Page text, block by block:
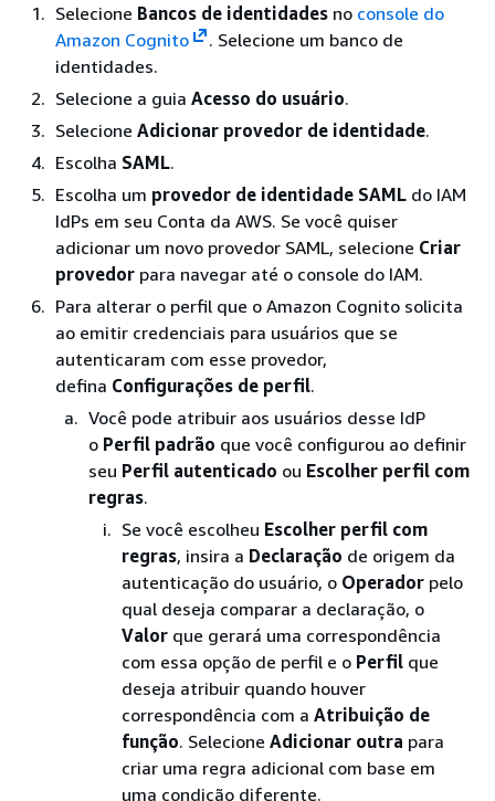
Selecione Bancos de identidades no console do
Amazon Cognito
. Selecione um banco de
identidades.
Selecione a guia Acesso do usuário.
Selecione Adicionar provedor de identidade.
Escolha SAML.
Escolha um provedor de identidade SAML do IAM
IdPs em seu Conta da AWS. Se você quiser
adicionar um novo provedor SAML, selecione Criar
provedor para navegar até o console do IAM.
Para alterar o perfil que o Amazon Cognito solicita
ao emitir credenciais para usuários que se
autenticaram com esse provedor,
defina Configurações de perfil.
Você pode atribuir aos usuários desse IdP
o Perfil padrão que você configurou ao definir
seu Perfil autenticado ou Escolher perfil com
regras.
Se você escolheu Escolher perfil com
regras, insira a Declaração de origem da
autenticação do usuário, o Operador pelo
qual deseja comparar a declaração, o
Valor que gerará uma correspondência
com essa opção de perfil e o Perfil que
deseja atribuir quando houver
correspondência com a Atribuição de
função. Selecione Adicionar outra para
criar uma regra adicional com base em
uma condição diferente.